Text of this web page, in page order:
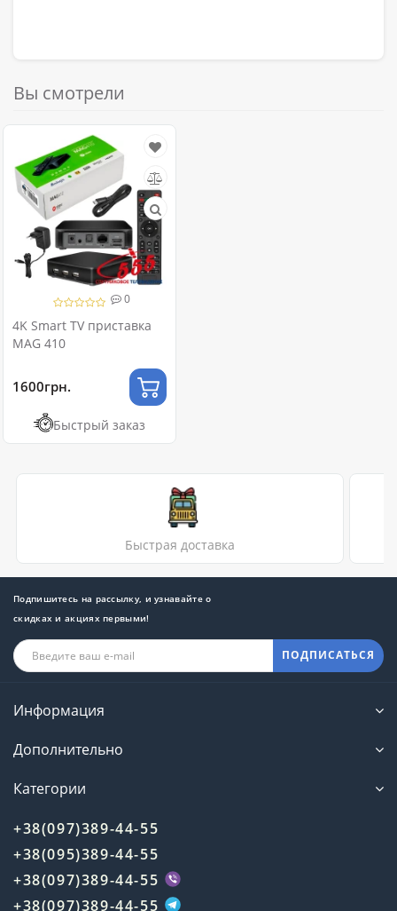
Вы смотрели
0
4K Smart TV приставка
MAG 410
1600грн.
Быстрый заказ
Быстрая доставка
Подпишитесь на рассылку, и узнавайте о
скидках и акциях первыми!
ПОДПИСАТЬСЯ
Информация
Дополнительно
Категории
+38(097)389-44-55
+38(095)389-44-55
+38(097)389-44-55
+38(097)389-44-55